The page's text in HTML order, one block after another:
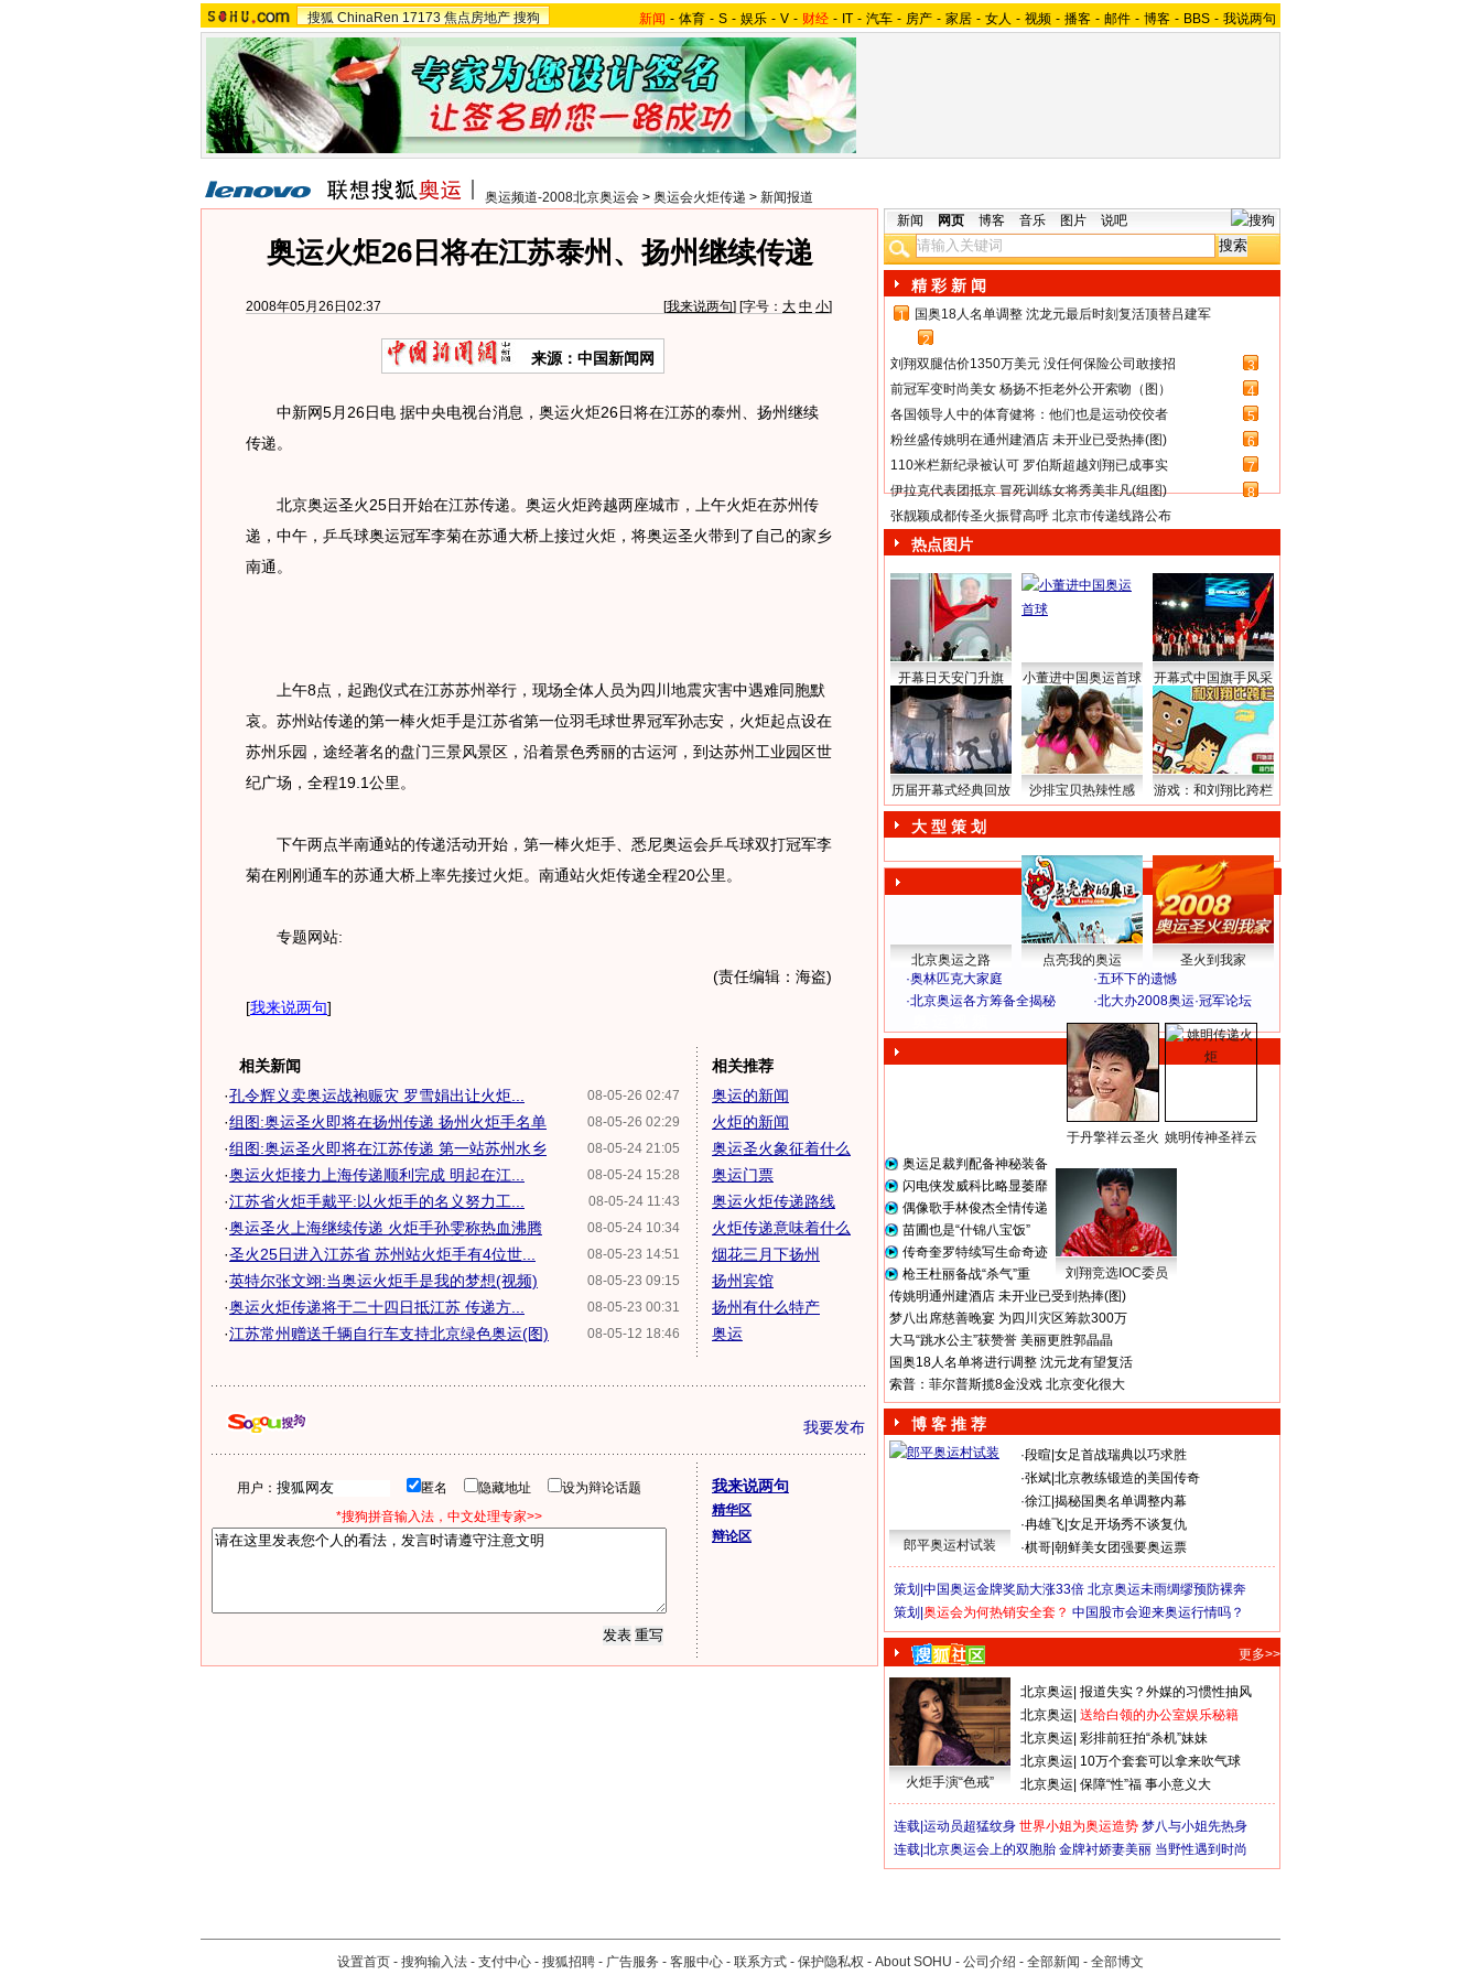
搜狐 ChinaRen 17173 焦点房地产 搜狗 新闻 - 体育 - S - 娱乐 - V - 财经 - IT - 汽车 - 房产 - 家居 - 女人 - 视频 - 播客 - 邮件 - 博客 - BBS - 我说两句
奥运频道-2008北京奥运会 > 奥运会火炬传递 > 新闻报道
奥运火炬26日将在江苏泰州、扬州继续传递
2008年05月26日02:37 [我来说两句] [字号： 大 中 小]
来源：中国新闻网
中新网5月26日电 据中央电视台消息，奥运火炬26日将在江苏的泰州、扬州继续
传递。
北京奥运圣火25日开始在江苏传递。奥运火炬跨越两座城市，上午火炬在苏州传
递，中午，乒乓球奥运冠军李菊在苏通大桥上接过火炬，将奥运圣火带到了自己的家乡
南通。
上午8点，起跑仪式在江苏苏州举行，现场全体人员为四川地震灾害中遇难同胞默
哀。苏州站传递的第一棒火炬手是江苏省第一位羽毛球世界冠军孙志安，火炬起点设在
苏州乐园，途经著名的盘门三景风景区，沿着景色秀丽的古运河，到达苏州工业园区世
纪广场，全程19.1公里。
下午两点半南通站的传递活动开始，第一棒火炬手、悉尼奥运会乒乓球双打冠军李
菊在刚刚通车的苏通大桥上率先接过火炬。南通站火炬传递全程20公里。
专题网站:
(责任编辑：海盗)
[我来说两句]
相关新闻
08-05-26 02:47
·孔令辉义卖奥运战袍赈灾 罗雪娟出让火炬...
08-05-26 02:29
·组图:奥运圣火即将在扬州传递 扬州火炬手名单
08-05-24 21:05
·组图:奥运圣火即将在江苏传递 第一站苏州水乡
08-05-24 15:28
·奥运火炬接力上海传递顺利完成 明起在江...
08-05-24 11:43
·江苏省火炬手戴平:以火炬手的名义努力工...
08-05-24 10:34
·奥运圣火上海继续传递 火炬手孙雯称热血沸腾
08-05-23 14:51
·圣火25日进入江苏省 苏州站火炬手有4位世...
08-05-23 09:15
·英特尔张文翊:当奥运火炬手是我的梦想(视频)
08-05-23 00:31
·奥运火炬传递将于二十四日抵江苏 传递方...
08-05-12 18:46
·江苏常州赠送千辆自行车支持北京绿色奥运(图)
相关推荐
奥运的新闻
火炬的新闻
奥运圣火象征着什么
奥运门票
奥运火炬传递路线
火炬传递意味着什么
烟花三月下扬州
扬州宾馆
扬州有什么特产
奥运
我要发布
用户： 匿名 隐藏地址
设为辩论话题
*搜狗拼音输入法，中文处理专家>>
我来说两句
精华区
辩论区
新闻 网页 博客 音乐 图片 说吧
精 彩 新 闻
1
国奥18人名单调整 沈龙元最后时刻复活顶替吕建军
2
刘翔双腿估价1350万美元 没任何保险公司敢接招
3
前冠军变时尚美女 杨扬不拒老外公开索吻（图）
4
各国领导人中的体育健将：他们也是运动佼佼者
5
粉丝盛传姚明在通州建酒店 未开业已受热捧(图)
6
110米栏新纪录被认可 罗伯斯超越刘翔已成事实
7
伊拉克代表团抵京 冒死训练女将秀美非凡(组图)
8
张靓颖成都传圣火振臂高呼 北京市传递线路公布
热点图片
开幕日天安门升旗 小董进中国奥运首球 开幕式中国旗手风采
历届开幕式经典回放 沙排宝贝热辣性感 游戏：和刘翔比跨栏
大 型 策 划
北京奥运之路 点亮我的奥运
圣火到我家
·奥林匹克大家庭 ·五环下的遗憾
·北京奥运各方筹备全揭秘 ·北大办2008奥运·冠军论坛
于丹擎祥云圣火 姚明传神圣祥云
奥运足裁判配备神秘装备
闪电侠发威科比略显萎靡
偶像歌手林俊杰全情传递
苗圃也是“什锦八宝饭”
传奇奎罗特续写生命奇迹
枪王杜丽备战“杀气”重
刘翔竞选IOC委员
传姚明通州建酒店 未开业已受到热捧(图)
梦八出席慈善晚宴 为四川灾区筹款300万
大马“跳水公主”获赞誉 美丽更胜郭晶晶
国奥18人名单将进行调整 沈元龙有望复活
索普：菲尔普斯揽8金没戏 北京变化很大
博 客 推 荐
郎平奥运村试装
·段暄 女足首战瑞典以巧求胜
·张斌 北京教练锻造的美国传奇
·徐江 揭秘国奥名单调整内幕
·冉雄飞 女足开场秀不谈复仇
·棋哥 朝鲜美女团强要奥运票
策划| 中国奥运金牌奖励大涨33倍 北京奥运未雨绸缪预防裸奔
策划| 奥运会为何热销安全套？ 中国股市会迎来奥运行情吗？
更多>>
火炬手演“色戒”
北京奥运 报道失实？外媒的习惯性抽风
北京奥运 送给白领的办公室娱乐秘籍
北京奥运 彩排前狂拍“杀机”妹妹
北京奥运 10万个套套可以拿来吹气球
北京奥运 保障“性”福 事小意义大
连载| 运动员超猛纹身 世界小姐为奥运造势 梦八与小姐先热身
连载| 北京奥运会上的双胞胎 金牌衬娇妻美丽 当野性遇到时尚
设置首页 - 搜狗输入法 - 支付中心 - 搜狐招聘 - 广告服务 - 客服中心 - 联系方式 - 保护隐私权 - About SOHU - 公司介绍 - 全部新闻 - 全部博文